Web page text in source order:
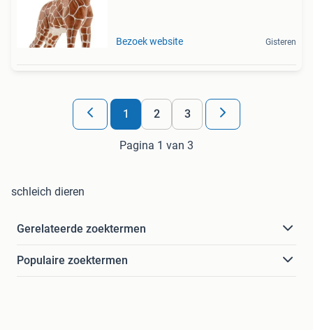
Bezoek website Gisteren
1 2 3
Pagina 1 van 3
schleich dieren
Gerelateerde zoektermen
Populaire zoektermen